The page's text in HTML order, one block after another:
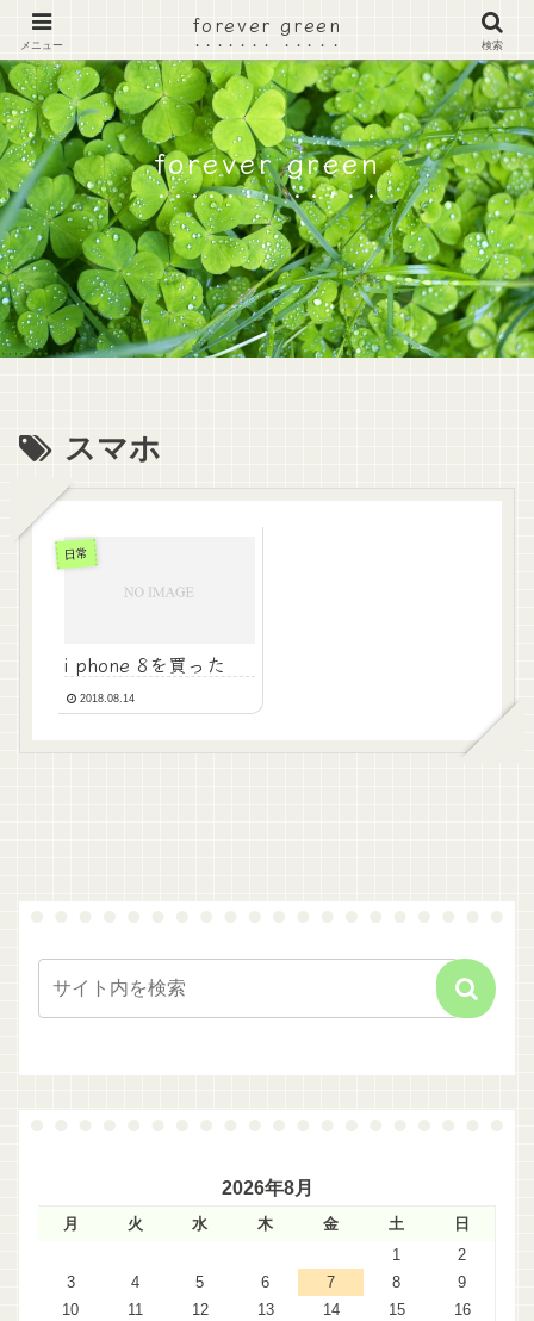
forever green
スマホ
日常
i phone 8を買った
2018.08.14
2026年8月
月 火 水 木 金 土
日
1
2
3
4 5 6 7 8
9
10
11 12 13 14 15
16
メニュー
forever green
検索